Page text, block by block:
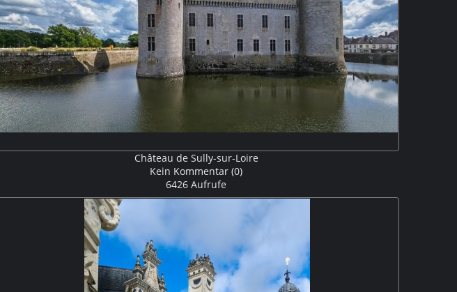
Château de Sully-sur-Loire
Kein Kommentar (0)
6426 Aufrufe
Die Schlossanlage erhebt sich am südlichen Ufer der Loire und ist allseitig von breiten
Wassergräben umgeben. Die Architektur vermittelt zwar immer noch einen trutzigen
Eindruck und besitzt auch noch einige wehrhafte architektonische Elemente, doch hatte die
Anlage aufgrund zahlreicher Umbauten seit dem 17. Jahrhundert keine militärische
Funktion mehr.
M5P, Perspektive korrigiert